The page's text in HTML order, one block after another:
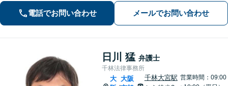
などの刑事事件にも幅広く対応。紛争
化してしてしまった問題も、より良い
着地点を探り、交渉を重ねます【初回
相談無料】
電話でお問い合わせ メールでお問い合わせ
日川 猛 弁護士
千林法律事務所
大 大阪
千林大宮駅 営業時間：09:00